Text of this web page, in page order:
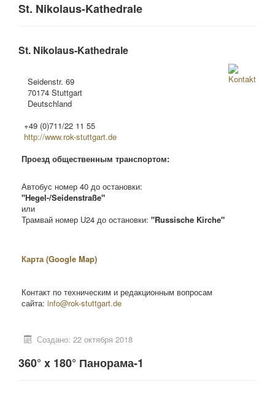
St. Nikolaus-Kathedrale
St. Nikolaus-Kathedrale
Seidenstr. 69
70174 Stuttgart
Deutschland
+49 (0)711/22 11 55
http://www.rok-stuttgart.de
Проезд общественным транспортом:
Автобус номер 40 до остановки:
"Hegel-/Seidenstraße"
или
Трамвай номер U24 до остановки: "Russische Kirche"
Карта (Google Map)
Контакт по техническим и редакционным вопросам
сайта: info@rok-stuttgart.de
Создано: 22 октября 2018
360° x 180° Панорама-1